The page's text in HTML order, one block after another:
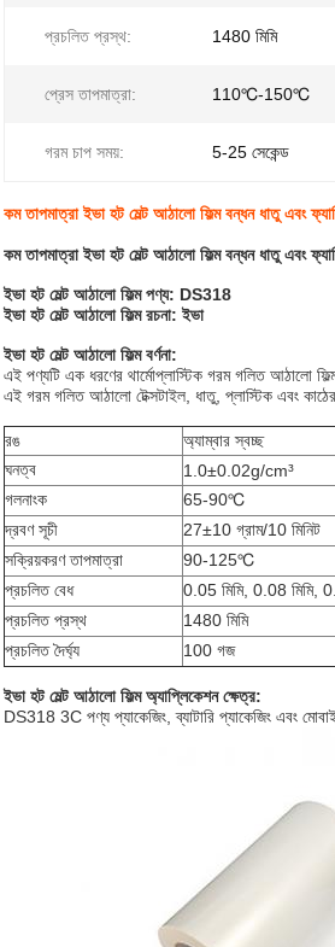
প্রচলিত প্রস্থ: 1480 মিমি
প্রেস তাপমাত্রা: 110℃-150℃
গরম চাপ সময়: 5-25 সেকেন্ড
কম তাপমাত্রা ইভা হট মেল্ট আঠালো ফিল্ম বন্ধন ধাতু এবং
কম তাপমাত্রা ইভা হট মেল্ট আঠালো ফিল্ম বন্ধন ধাতু এবং
ইভা হট মেল্ট আঠালো ফিল্ম পণ্য: DS318
ইভা হট মেল্ট আঠালো ফিল্ম রচনা: ইভা
ইভা হট মেল্ট আঠালো ফিল্ম বর্ণনা:
এই পণ্যটি এক ধরণের থার্মোপ্লাস্টিক গরম গলিত আঠালো
এই গরম গলিত আঠালো টেক্সটাইল, ধাতু, প্লাস্টিক এবং
রঙ
অ্যাম্বার স্বচ্ছ
ঘনত্ব
1.0±0.02g/cm³
গলনাংক
65-90℃
দ্রবণ সূচী
27±10 গ্রাম/10 মিনিট
সক্রিয়করণ তাপমাত্রা
90-125℃
প্রচলিত বেধ
0.05 মিমি, 0.08 মিমি,
প্রচলিত প্রস্থ
1480 মিমি
প্রচলিত দৈর্ঘ্য
100 গজ
ইভা হট মেল্ট আঠালো ফিল্ম অ্যাপ্লিকেশন ক্ষেত্র:
DS318 3C পণ্য প্যাকেজিং, ব্যাটারি প্যাকেজিং এবং